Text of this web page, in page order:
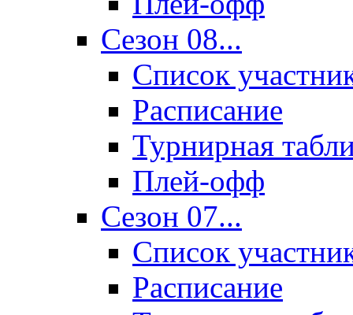
Сезон 08...
Список
Расписание
Турнирная
Плей-офф
Сезон 07...
Список
Расписание